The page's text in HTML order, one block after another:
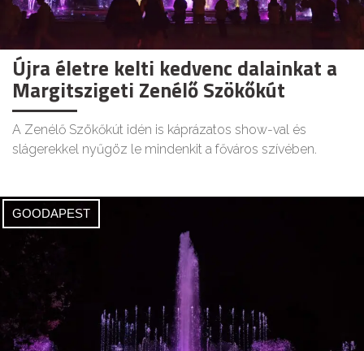
Újra életre kelti kedvenc dalainkat a
Margitszigeti Zenélő Szökőkút
A Zenélő Szökőkút idén is káprázatos show-val és
slágerekkel nyűgöz le mindenkit a főváros szívében.
GOODAPEST